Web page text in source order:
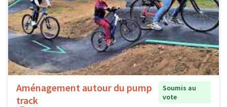
Aménagement autour du pump
track
Soumis au
vote